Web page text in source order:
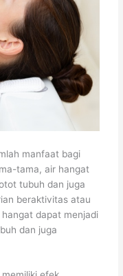
manfaat bagi
tama, air hangat
tubuh dan juga
beraktivitas atau
dapat menjadi
dan juga